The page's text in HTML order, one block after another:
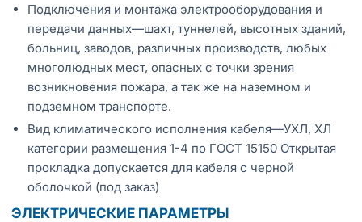
Подключения и монтажа электрооборудования и
передачи данных—шахт, туннелей, высотных зданий,
больниц, заводов, различных производств, любых
многолюдных мест, опасных с точки зрения
возникновения пожара, а так же на наземном и
подземном транспорте.
Вид климатического исполнения кабеля—УХЛ, ХЛ
категории размещения 1-4 по ГОСТ 15150 Открытая
прокладка допускается для кабеля с черной
оболочкой (под заказ)
ЭЛЕКТРИЧЕСКИЕ ПАРАМЕТРЫ